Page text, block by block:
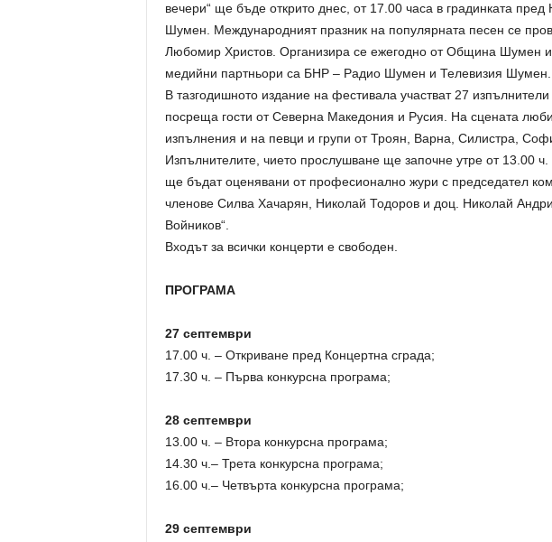
вечери“ ще бъде открито днес, от 17.00 часа в градинката
Шумен. Международният празник на популярната песен се
Любомир Христов. Организира се ежегодно от Община Шумен
медийни партньори са БНР – Радио Шумен и Телевизия Шумен.
В тазгодишното издание на фестивала участват 27
посреща гости от Северна Македония и Русия. На сцената
изпълнения и на певци и групи от Троян, Варна, Силистра,
Изпълнителите, чието прослушване ще започне утре от 13.00 ч.
ще бъдат оценявани от професионално жури с председател
членове Силва Хачарян, Николай Тодоров и доц. Николай
Войников“.
Входът за всички концерти е свободен.
ПРОГРАМА
27 септември
17.00 ч. – Откриване пред Концертна сграда;
17.30 ч. – Първа конкурсна програма;
28 септември
13.00 ч. – Втора конкурсна програма;
14.30 ч.– Трета конкурсна програма;
16.00 ч.– Четвърта конкурсна програма;
29 септември